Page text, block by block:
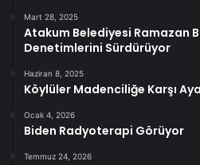
Mart 28, 2025
Atakum Belediyesi Ramazan
Denetimlerini Sürdürüyor
Haziran 8, 2025
Köylüler Madenciliğe Karşı
Ocak 4, 2026
Biden Radyoterapi Görüyor
Temmuz 24, 2026